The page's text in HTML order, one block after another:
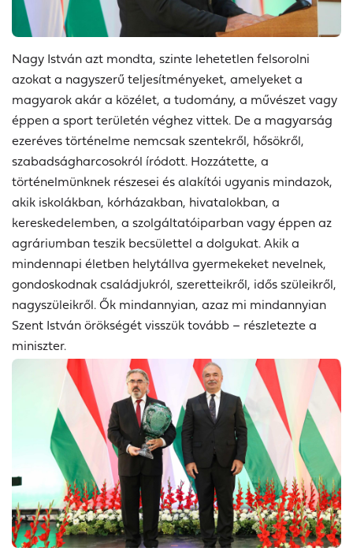
Nagy István azt mondta, szinte lehetetlen felsorolni
azokat a nagyszerű teljesítményeket, amelyeket a
magyarok akár a közélet, a tudomány, a művészet vagy
éppen a sport területén véghez vittek. De a magyarság
ezeréves történelme nemcsak szentekről, hősökről,
szabadságharcosokról íródott. Hozzátette, a
történelmünknek részesei és alakítói ugyanis mindazok,
akik iskolákban, kórházakban, hivatalokban, a
kereskedelemben, a szolgáltatóiparban vagy éppen az
agráriumban teszik becsülettel a dolgukat. Akik a
mindennapi életben helytállva gyermekeket nevelnek,
gondoskodnak családjukról, szeretteikről, idős szüleikről,
nagyszüleikről. Ők mindannyian, azaz mi mindannyian
Szent István örökségét visszük tovább – részletezte a
miniszter.